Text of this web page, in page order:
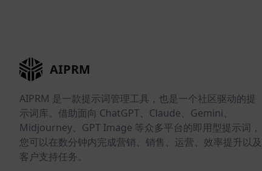
AIPRM
AIPRM 是一款提示词管理工具，也是一个社区驱动的提
示词库。借助面向 ChatGPT、Claude、Gemini、
Midjourney、GPT Image 等众多平台的即用型提示词，
您可以在数分钟内完成营销、销售、运营、效率提升以及
客户支持任务。